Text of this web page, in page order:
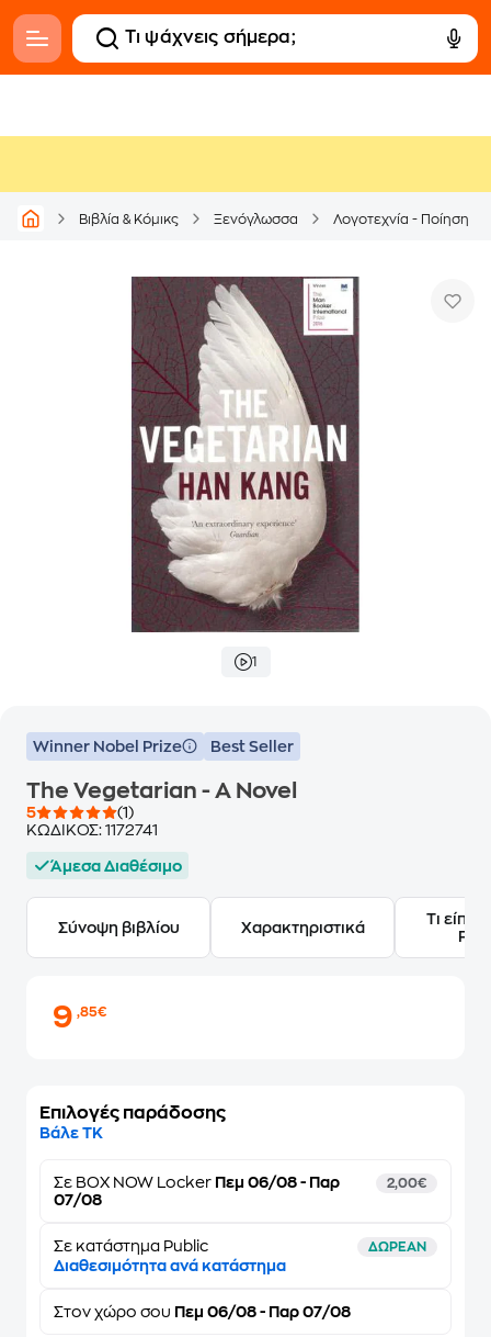
Βιβλία & Κόμικς Ξενόγλωσσα Λογοτεχνία - Ποίηση
1
Winner Nobel Prize Best Seller
The Vegetarian - A Novel
5
(1)
ΚΩΔΙΚΟΣ: 1172741
Άμεσα Διαθέσιμο
Σύνοψη βιβλίου Χαρακτηριστικά
Τι
9,85€
Επιλογές παράδοσης
Βάλε ΤΚ
Σε BOX NOW Locker Πεμ 06/08 - Παρ
07/08
2,00€
Σε κατάστημα Public ΔΩΡΕΑΝ
Διαθεσιμότητα ανά κατάστημα
Στον χώρο σου Πεμ 06/08 - Παρ 07/08